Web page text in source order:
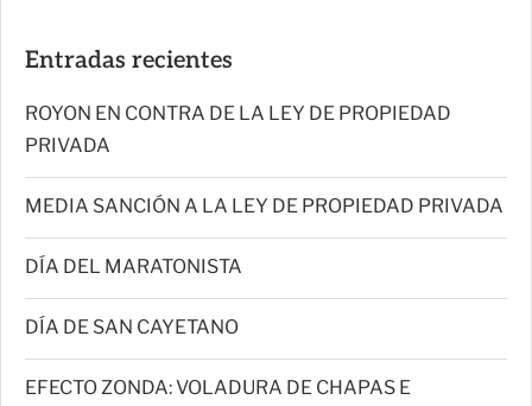
Entradas recientes
ROYON EN CONTRA DE LA LEY DE PROPIEDAD
PRIVADA
MEDIA SANCIÓN A LA LEY DE PROPIEDAD PRIVADA
DÍA DEL MARATONISTA
DÍA DE SAN CAYETANO
EFECTO ZONDA: VOLADURA DE CHAPAS E